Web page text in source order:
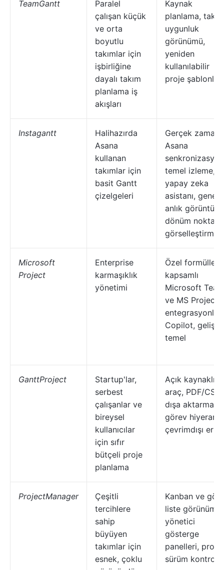
TeamGantt
Paralel
çalışan küçük
ve orta
boyutlu
takımlar için
işbirliğine
dayalı takım
planlama iş
akışları
Kaynak
planlama, takım
uygunluk
görünümü,
yeniden
kullanılabilir
proje şablonları
Instagantt
Halihazırda
Asana
kullanan
takımlar için
basit Gantt
çizelgeleri
Gerçek zamanlı
Asana
temel izleme,
yapay zeka
asistanı, genel
anlık
dönüm noktası
görselleştirme
Microsoft
Project
Enterprise
karmaşıklık
yönetimi
Özel formüller,
kapsamlı
Microsoft
ve MS Project
Copilot,
temel
GanttProject
Startup'lar,
serbest
çalışanlar ve
bireysel
kullanıcılar
için sıfır
bütçeli proje
planlama
Açık kaynaklı
araç, PDF/CSV
dışa aktarma,
görev
çevrimdışı
ProjectManager
Çeşitli
tercihlere
sahip
büyüyen
takımlar için
esnek, çoklu
Kanban ve
liste görünümü,
yönetici
gösterge
panelleri, proje
sürüm kontrolü